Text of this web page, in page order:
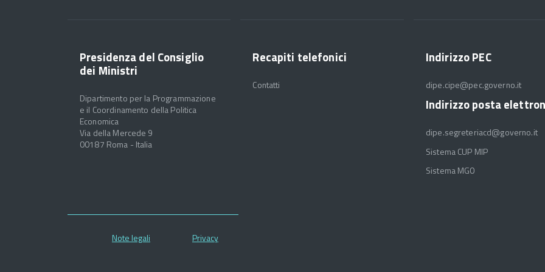
Presidenza del Consiglio
dei Ministri
Dipartimento per la Programmazione
e il Coordinamento della Politica
Economica
Via della Mercede 9
00187 Roma - Italia
Recapiti telefonici
Contatti
Indirizzo PEC
dipe.cipe@pec.governo.it
Indirizzo posta
dipe.segreteriacd@governo.it
Sistema CUP MIP
Sistema MGO
Note legali Privacy